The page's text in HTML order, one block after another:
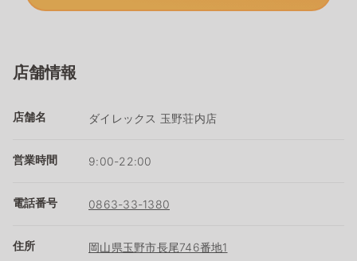
店舗情報
店舗名 ダイレックス 玉野荘内店
営業時間 9:00-22:00
電話番号 0863-33-1380
住所 岡山県玉野市長尾746番地1